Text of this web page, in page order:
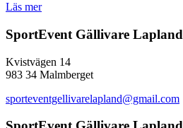
Läs mer
SportEvent Gällivare Lapland
Kvistvägen 14
983 34 Malmberget
sporteventgellivarelapland@gmail.com